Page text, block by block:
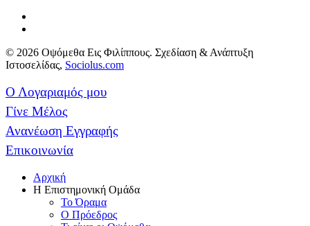
© 2026 Οψόμεθα Εις Φιλίππους. Σχεδίαση & Ανάπτυξη
Ιστοσελίδας, Sociolus.com
Ο Λογαριαμός μου
Γίνε Μέλος
Ανανέωση Εγγραφής
Επικοινωνία
Αρχική
Η Επιστημονική Ομάδα
Το Όραμα
Ο Πρόεδρος